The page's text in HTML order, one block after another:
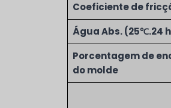
Coeficiente de
Água Abs. (25℃.24
Porcentagem de
do molde